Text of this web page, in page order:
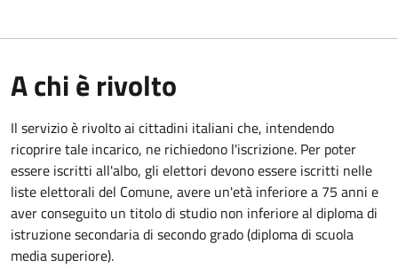
A chi è rivolto
Il servizio è rivolto ai cittadini italiani che, intendendo
ricoprire tale incarico, ne richiedono l'iscrizione. Per poter
essere iscritti all'albo, gli elettori devono essere iscritti nelle
liste elettorali del Comune, avere un'età inferiore a 75 anni e
aver conseguito un titolo di studio non inferiore al diploma di
istruzione secondaria di secondo grado (diploma di scuola
media superiore).